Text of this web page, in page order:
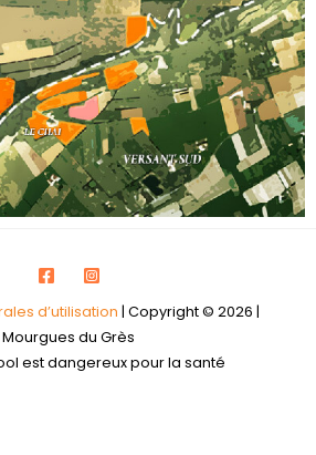
d’utilisation | Copyright © 2026 |
Mourgues du Grès
est dangereux pour la santé